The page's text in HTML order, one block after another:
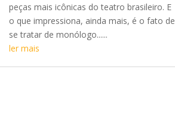
peças mais icônicas do teatro brasileiro. E
o que impressiona, ainda mais, é o fato de
se tratar de monólogo......
ler mais